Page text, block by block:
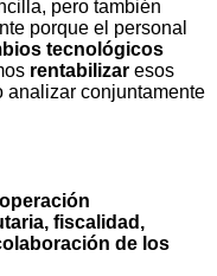
pero también
porque el personal
tecnológicos
rentabilizar esos
analizar conjuntamente
fiscalidad,
de los